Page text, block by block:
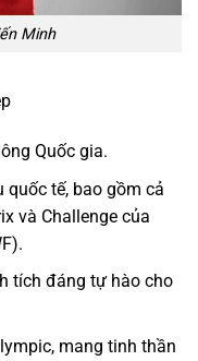
Minh
Quốc gia.
tế, bao gồm cả
và Challenge của
tích đáng tự hào cho
mang tinh thần